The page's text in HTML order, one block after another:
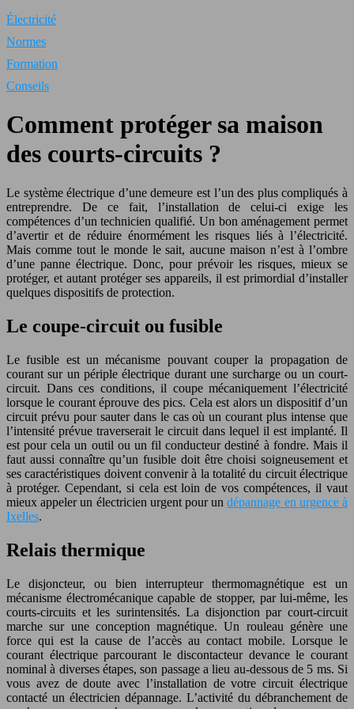
Électricité
Normes
Formation
Conseils
Comment protéger sa maison
des courts-circuits ?
Le système électrique d’une demeure est l’un des plus compliqués à
entreprendre. De ce fait, l’installation de celui-ci exige les
compétences d’un technicien qualifié. Un bon aménagement permet
d’avertir et de réduire énormément les risques liés à l’électricité.
Mais comme tout le monde le sait, aucune maison n’est à l’ombre
d’une panne électrique. Donc, pour prévoir les risques, mieux se
protéger, et autant protéger ses appareils, il est primordial d’installer
quelques dispositifs de protection.
Le coupe-circuit ou fusible
Le fusible est un mécanisme pouvant couper la propagation de
courant sur un périple électrique durant une surcharge ou un court-
circuit. Dans ces conditions, il coupe mécaniquement l’électricité
lorsque le courant éprouve des pics. Cela est alors un dispositif d’un
circuit prévu pour sauter dans le cas où un courant plus intense que
l’intensité prévue traverserait le circuit dans lequel il est implanté. Il
est pour cela un outil ou un fil conducteur destiné à fondre. Mais il
faut aussi connaître qu’un fusible doit être choisi soigneusement et
ses caractéristiques doivent convenir à la totalité du circuit électrique
à protéger. Cependant, si cela est loin de vos compétences, il vaut
mieux appeler un électricien urgent pour undépannage en urgence à
Ixelles.
Relais thermique
Le disjoncteur, ou bien interrupteur thermomagnétique est un
mécanisme électromécanique capable de stopper, par lui-même, les
courts-circuits et les surintensités. La disjonction par court-circuit
marche sur une conception magnétique. Un rouleau génère une
force qui est la cause de l’accès au contact mobile. Lorsque le
courant électrique parcourant le discontacteur devance le courant
nominal à diverses étapes, son passage a lieu au-dessous de 5 ms. Si
vous avez de doute avec l’installation de votre circuit électrique
contacté un électricien dépannage. L’activité du débranchement de